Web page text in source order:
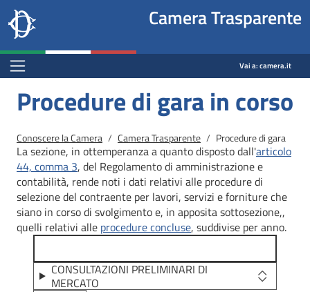
Salta al contenuto principale
Salta al menu di navigazione
Site
header
block
Camera dei deputati
Camera Trasparente
Menu Bar block
Vai a:camera.it
Procedure di gara in corso
Briciole di pane
Conoscere la Camera Camera Trasparente Procedure di gara
La sezione, in ottemperanza a quanto disposto dall'articolo
44, comma 3, del Regolamento di amministrazione e
contabilità, rende noti i dati relativi alle procedure di
selezione del contraente per lavori, servizi e forniture che
siano in corso di svolgimento e, in apposita sottosezione,,
quelli relativi alle procedure concluse, suddivise per anno.
CONSULTAZIONI PRELIMINARI DI
MERCATO
Fine pagina
Salta al contenuto principale
Salta al menu di navigazione
Vai a inizio pagina